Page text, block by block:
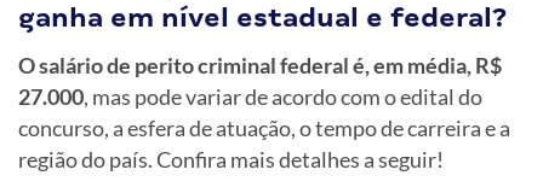
ganha em nível estadual e federal?
O salário de perito criminal federal é, em média,R$
27.000, mas pode variar de acordo com o edital do
concurso, a esfera de atuação, o tempo de carreira e a
região do país. Confira mais detalhes a seguir!